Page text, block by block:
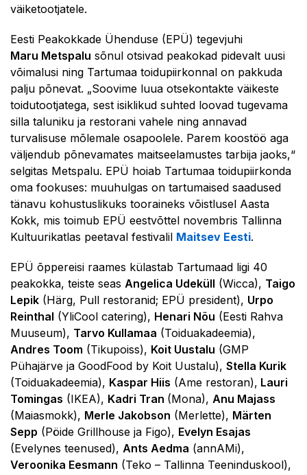
väiketootjatele.
Eesti Peakokkade Ühenduse (EPÜ) tegevjuhi
Maru Metspalu sõnul otsivad peakokad pidevalt uusi
võimalusi ning Tartumaa toidupiirkonnal on pakkuda
palju põnevat. „Soovime luua otsekontakte väikeste
toidutootjatega, sest isiklikud suhted loovad tugevama
silla taluniku ja restorani vahele ning annavad
turvalisuse mõlemale osapoolele. Parem koostöö aga
väljendub põnevamates maitseelamustes tarbija jaoks,“
selgitas Metspalu. EPÜ hoiab Tartumaa toidupiirkonda
oma fookuses: muuhulgas on tartumaised saadused
tänavu kohustuslikuks tooraineks võistlusel Aasta
Kokk, mis toimub EPÜ eestvõttel novembris Tallinna
Kultuurikatlas peetaval festivalil Maitsev Eesti.
EPÜ õppereisi raames külastab Tartumaad ligi 40
peakokka, teiste seas Angelica Udeküll (Wicca), Taigo
Lepik (Härg, Pull restoranid; EPÜ president), Urpo
Reinthal (YliCool catering), Henari Nõu (Eesti Rahva
Muuseum), Tarvo Kullamaa (Toiduakadeemia),
Andres Toom (Tikupoiss), Koit Uustalu (GMP
Pühajärve ja GoodFood by Koit Uustalu), Stella Kurik
(Toiduakadeemia), Kaspar Hiis (Ame restoran), Lauri
Tomingas (IKEA), Kadri Tran (Mona), Anu Majass
(Maiasmokk), Merle Jakobson (Merlette), Märten
Sepp (Pöide Grillhouse ja Figo), Evelyn Esajas
(Evelynes teenused), Ants Aedma (annAMi),
Veroonika Eesmann (Teko – Tallinna Teeninduskool),